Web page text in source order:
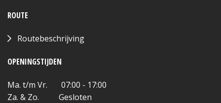
ROUTE
Routebeschrijving
OPENINGSTIJDEN
Ma. t/m Vr. 07:00 - 17:00
Za. & Zo. Gesloten